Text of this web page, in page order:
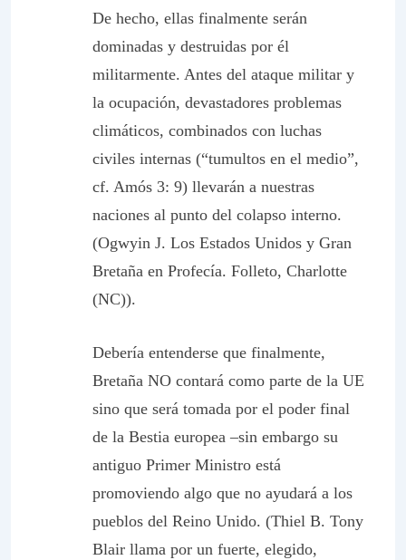
De hecho, ellas finalmente serán
dominadas y destruidas por él
militarmente. Antes del ataque militar y
la ocupación, devastadores problemas
climáticos, combinados con luchas
civiles internas (“tumultos en el medio”,
cf. Amós 3: 9) llevarán a nuestras
naciones al punto del colapso interno.
(Ogwyin J. Los Estados Unidos y Gran
Bretaña en Profecía. Folleto, Charlotte
(NC)).
Debería entenderse que finalmente,
Bretaña NO contará como parte de la UE
sino que será tomada por el poder final
de la Bestia europea –sin embargo su
antiguo Primer Ministro está
promoviendo algo que no ayudará a los
pueblos del Reino Unido. (Thiel B. Tony
Blair llama por un fuerte, elegido,